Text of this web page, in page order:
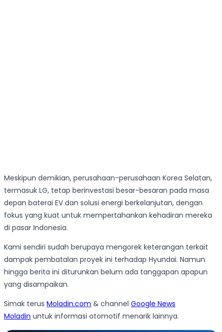
Meskipun demikian, perusahaan-perusahaan Korea Selatan,
termasuk LG, tetap berinvestasi besar-besaran pada masa
depan baterai EV dan solusi energi berkelanjutan, dengan
fokus yang kuat untuk mempertahankan kehadiran mereka
di pasar Indonesia.
Kami sendiri sudah berupaya mengorek keterangan terkait
dampak pembatalan proyek ini terhadap Hyundai. Namun
hingga berita ini diturunkan belum ada tanggapan apapun
yang disampaikan.
Simak terus Moladin.com & channel Google News
Moladin untuk informasi otomotif menarik lainnya.